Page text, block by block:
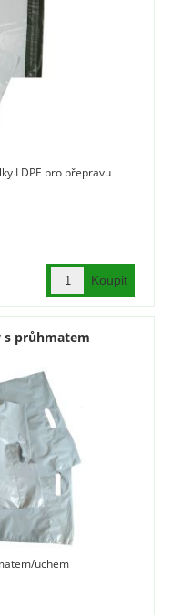
LDPE pro přepravu
s průhmatem
uchem